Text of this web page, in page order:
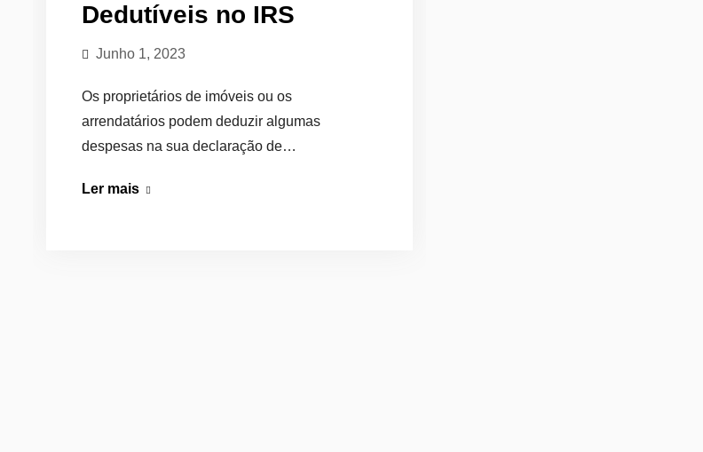
Dedutíveis no IRS
Junho 1, 2023
Os proprietários de imóveis ou os
arrendatários podem deduzir algumas
despesas na sua declaração de…
Ler maisDespesas